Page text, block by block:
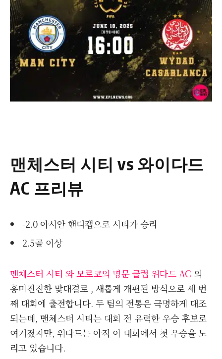
맨체스터 시티 vs 와이다드
AC 프리뷰
-2.0 아시안 핸디캡으로 시티가 승리
2.5골 이상
맨체스터 시티 와 모로코의 명문 클럽 위다드 AC 의
흥미진진한 맞대결로 , 새롭게 개편된 방식으로 세 번
째 대회에 출전합니다. 두 팀의 전통은 극명하게 대조
되는데, 맨체스터 시티는 대회 전 유력한 우승 후보로
여겨졌지만, 위다드는 아직 이 대회에서 첫 우승을 노
리고 있습니다.